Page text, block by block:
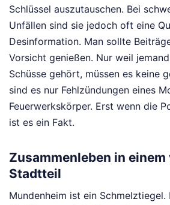
Schlüssel auszutauschen. Bei
Unfällen sind sie jedoch oft eine
Desinformation. Man sollte
Vorsicht genießen. Nur weil
Schüsse gehört, müssen es keine
sind es nur Fehlzündungen eines
Feuerwerkskörper. Erst wenn die
ist es ein Fakt.
Zusammenleben in
Stadtteil
Mundenheim ist ein Schmelztiegel.